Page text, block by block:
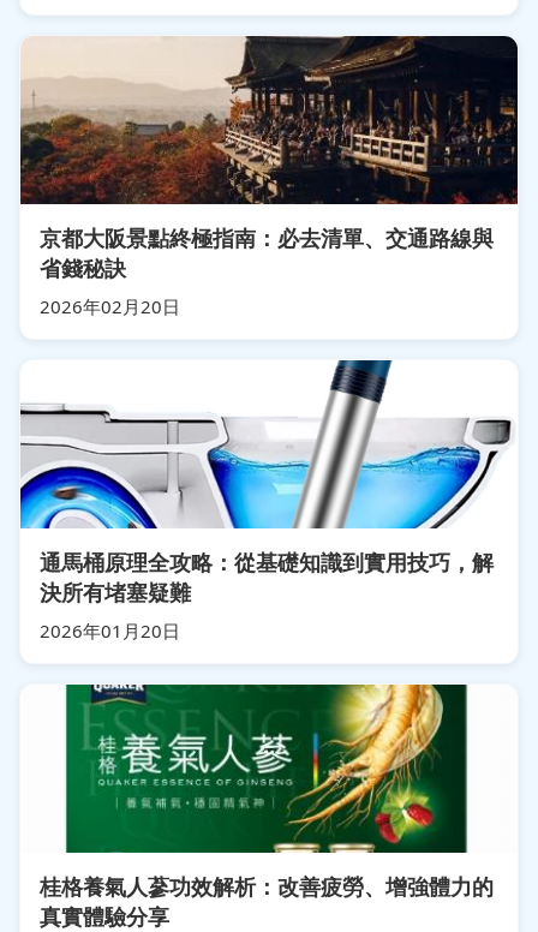
京都大阪景點終極指南：必去清單、交通路線與
省錢秘訣
2026年02月20日
通馬桶原理全攻略：從基礎知識到實用技巧，解
決所有堵塞疑難
2026年01月20日
桂格養氣人蔘功效解析：改善疲勞、增強體力的
真實體驗分享